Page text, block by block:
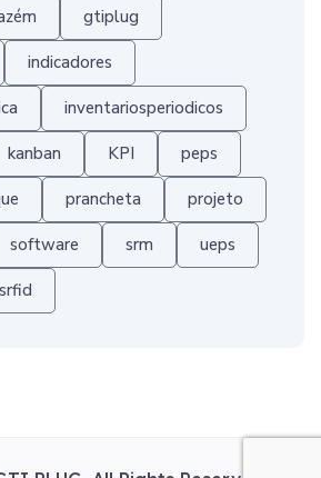
gtiplug
indicadores
inventariosperiodicos
kanban KPI peps
prancheta projeto
software srm ueps